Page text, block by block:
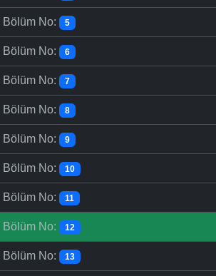
Bölüm No: 5
Bölüm No: 6
Bölüm No: 7
Bölüm No: 8
Bölüm No: 9
Bölüm No: 10
Bölüm No: 11
Bölüm No: 12
Bölüm No: 13